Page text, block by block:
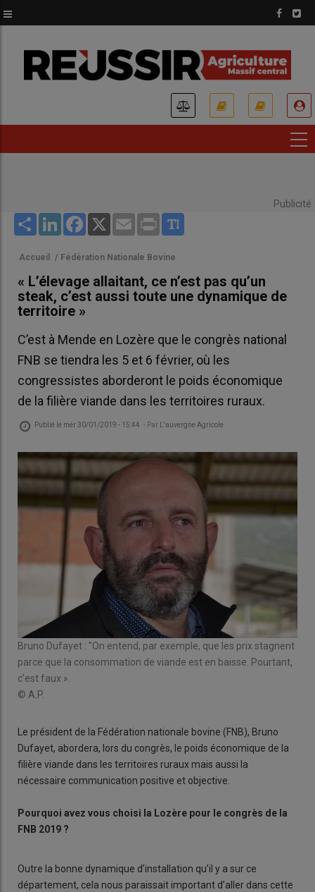
au
principal
Publicité
Share LinkedInFacebook
X Email Print
Accueil / Fédération Nationale Bovine
« L’élevage allaitant, ce n’est pas qu’un
steak, c’est aussi toute une dynamique de
territoire »
C’est à Mende en Lozère que le congrès national
FNB se tiendra les 5 et 6 février, où les
congressistes aborderont le poids économique
de la filière viande dans les territoires ruraux.
Publié le mer 30/01/2019 - 15:44 - Par L'auvergne Agricole
Bruno Dufayet : "On entend, par exemple, que les prix stagnent
parce que la consommation de viande est en baisse. Pourtant,
c’est faux ».
© A.P.
Le président de la Fédération nationale bovine (FNB), Bruno
Dufayet, abordera, lors du congrès, le poids économique de la
filière viande dans les territoires ruraux mais aussi la
nécessaire communication positive et objective.
Pourquoi avez vous choisi la Lozère pour le congrès de la
FNB 2019 ?
Outre la bonne dynamique d’installation qu’il y a sur ce
département, cela nous paraissait important d’aller dans cette